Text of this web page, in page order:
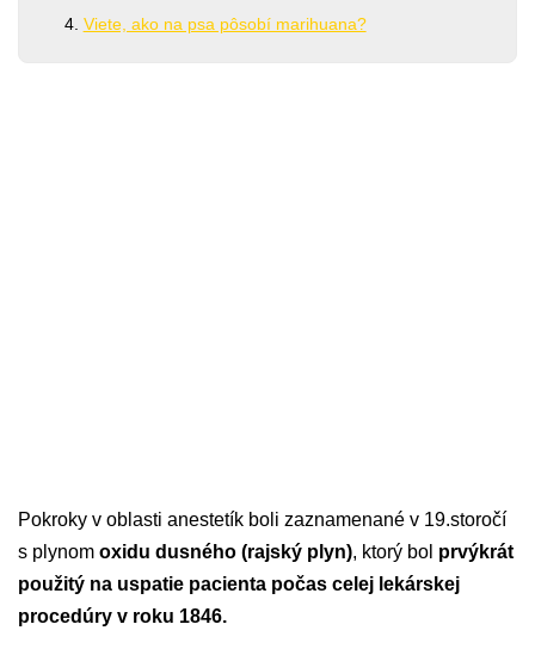
Viete, ako na psa pôsobí marihuana?
Pokroky v oblasti anestetík boli zaznamenané v 19.storočí
s plynom oxidu dusného (rajský plyn), ktorý bol prvýkrát
použitý na uspatie pacienta počas celej lekárskej
procedúry v roku 1846.